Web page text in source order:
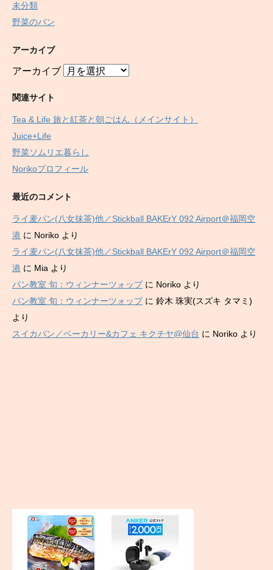
未分類
野菜のパン
アーカイブ
アーカイブ
関連サイト
Tea & Life 旅と紅茶と朝ごはん（メインサイト）
Juice+Life
野菜ソムリエ暮らし
Norikoプロフィール
最近のコメント
ライ麦パン(八女抹茶)他／Stickball BAKErY 092 Airport＠福岡空
港 に Noriko より
ライ麦パン(八女抹茶)他／Stickball BAKErY 092 Airport＠福岡空
港 に Mia より
パン教室 旬：ウィンナーツォップに Noriko より
パン教室 旬：ウィンナーツォップに 鈴木 珠実(スズキ タマミ)
より
スイカパン／ベーカリー&カフェ キクチヤ@仙台 に Noriko より